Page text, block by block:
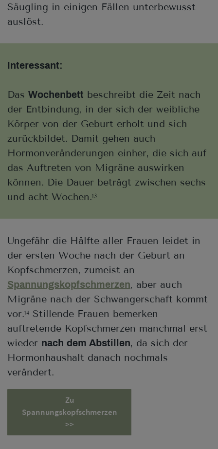
Säugling in einigen Fällen unterbewusst
auslöst.
Interessant:
Das Wochenbett beschreibt die Zeit nach
der Entbindung, in der sich der weibliche
Körper von der Geburt erholt und sich
zurückbildet. Damit gehen auch
Hormonveränderungen einher, die sich auf
das Auftreten von Migräne auswirken
können. Die Dauer beträgt zwischen sechs
und acht Wochen.13
Ungefähr die Hälfte aller Frauen leidet in
der ersten Woche nach der Geburt an
Kopfschmerzen, zumeist an
Spannungskopfschmerzen, aber auch
Migräne nach der Schwangerschaft kommt
vor.14 Stillende Frauen bemerken
auftretende Kopfschmerzen manchmal erst
wieder nach dem Abstillen, da sich der
Hormonhaushalt danach nochmals
verändert.
Zu
Spannungskopfschmerzen
>>